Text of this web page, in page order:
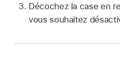
Décochez la case en
vous souhaitez